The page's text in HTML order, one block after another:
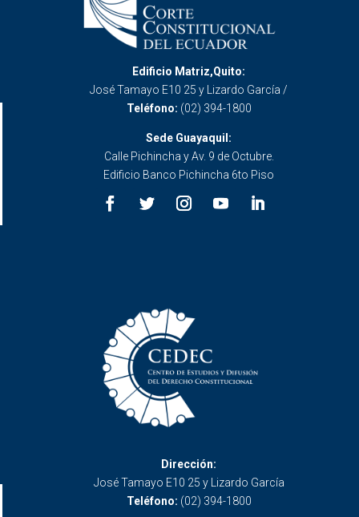
Edificio Matriz,Quito:
José Tamayo E10 25 y Lizardo García /
Teléfono: (02) 394-1800
Sede Guayaquil:
Calle Pichincha y Av. 9 de Octubre.
Edificio Banco Pichincha 6to Piso
Dirección:
José Tamayo E10 25 y Lizardo García
Teléfono: (02) 394-1800